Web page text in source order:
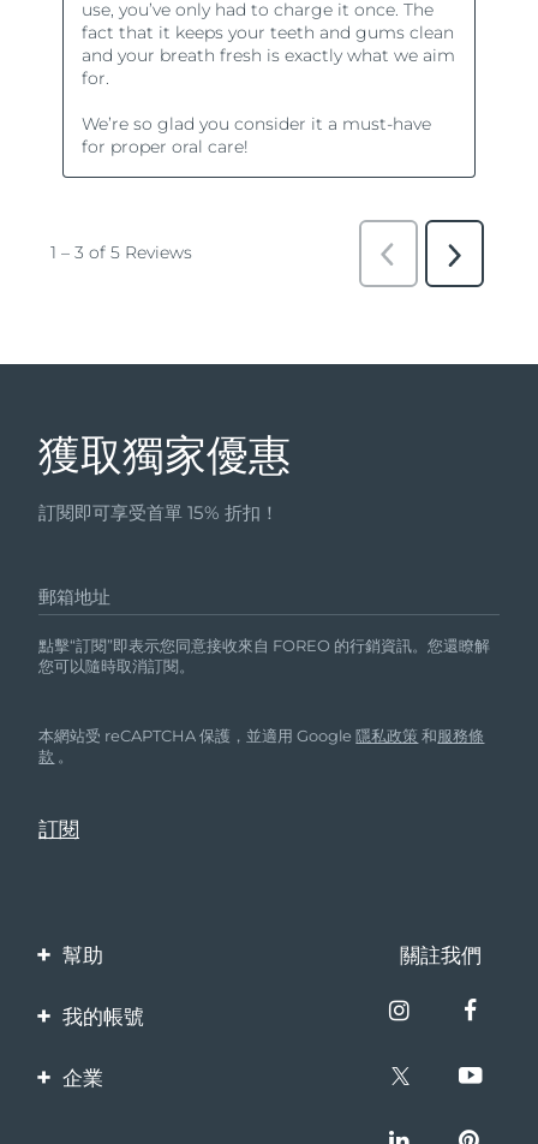
獲取獨家優惠
訂閱即可享受首單 15% 折扣！
郵箱地址
點擊“訂閱”即表示您同意接收來自 FOREO 的行銷資訊。您還瞭解
您可以隨時取消訂閱。
本網站受 reCAPTCHA 保護，並適用 Google隱私政策 和服務條
款 。
幫助
聯繫我們
關註我們
我的帳號
產品註冊
企業